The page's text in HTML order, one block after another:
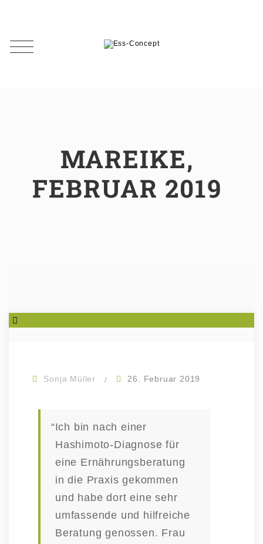
MAREIKE,
FEBRUAR 2019
Sonja Müller 26. Februar 2019
“Ich bin nach einer
Hashimoto-Diagnose für
eine Ernäh­rungs­be­ratung
in die Praxis gekommen
und habe dort eine sehr
umfas­sende und hilfreiche
Beratung genossen. Frau